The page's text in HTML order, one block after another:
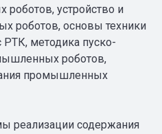
устройство и
роботов, основы техники
РТК, методика пуско-
роботов,
промышленных
реализации содержания